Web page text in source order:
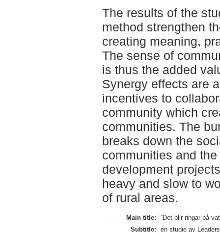
The results of the
method strengthen
creating meaning,
The sense of
is thus the added
Synergy effects are
incentives to
community which
communities. The
breaks down the
communities and
development
heavy and slow to
of rural areas.
Main title:
”Det blir ringar på
Subtitle:
en studie av